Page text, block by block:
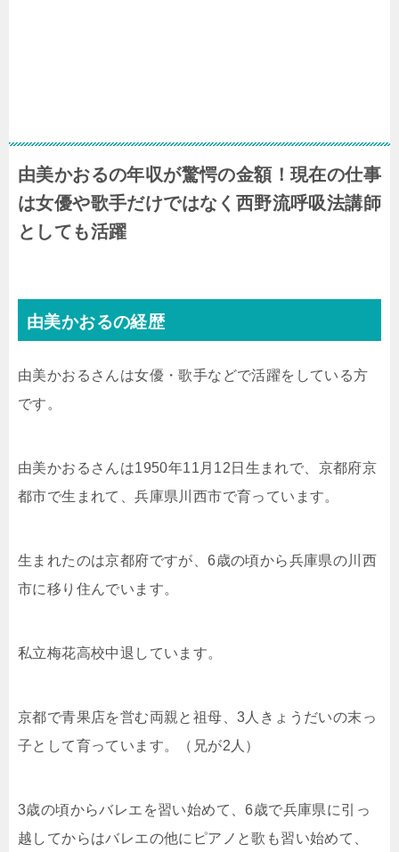
由美かおるの年収が驚愕の金額！現在の仕事
は女優や歌手だけではなく 西野流呼吸法講師
としても活躍
由美かおるの経歴
由美かおるさんは女優・歌手などで活躍をしている方
です。
由美かおるさんは1950年11月12日生まれで、京都府京
都市で生まれて、兵庫県川西市で育っています。
生まれたのは京都府ですが、6歳の頃から兵庫県の川西
市に移り住んでいます。
私立梅花高校中退しています。
京都で青果店を営む両親と祖母、3人きょうだいの末っ
子として育っています。（兄が2人）
3歳の頃からバレエを習い始めて、6歳で兵庫県に引っ
越してからはバレエの他にピアノと歌も習い始めて、